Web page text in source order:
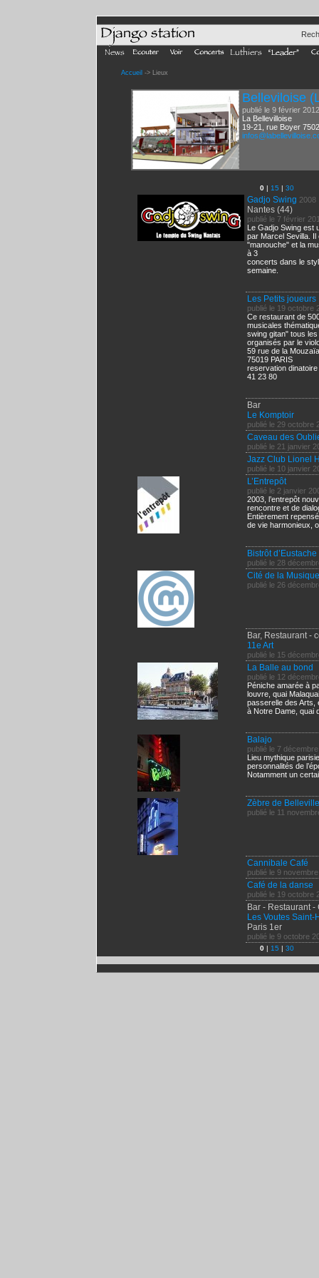
Accueil -> Lieux
Belleviloise
publié le 9 février 2012
La Bellevilloise
19-21, rue Boyer
infos@
0| 15 | 30
Gadjo Swing 2008
Nantes (44)
publié le 7 février
Le Gadjo Swing est
par Marcel Sevilla.
"manouche" et la
à 3
concerts dans le
semaine.
Les Petits joueurs
publié le 19 octobre
Ce restaurant de
musicales
swing gitan" tous
organisés par le
59 rue de la Mouzaïa
75019 PARIS
reservation
41 23 80
Bar
Le Komptoir
publié le 29 octobre
Caveau des
publié le 21 janvier
Jazz Club Lionel
publié le 10 janvier
L’Entrepôt
publié le 2 janvier
2003, l’entrepôt
rencontre et de
Entièrement
de vie harmonieux,
Bistrôt d’Eustache
publié le 28
Cité de la Musique
publié le 26
Bar, Restaurant -
11e Art
publié le 15
La Balle au bond
publié le 12
Péniche amarée à
louvre, quai
passerelle des Arts,
à Notre Dame, quai
Balajo
publié le 7
Lieu mythique
personnalités de
Notamment un
Zèbre de Belleville
publié le 11
Cannibale Café
publié le 9
Café de la danse
publié le 19 octobre
Bar - Restaurant -
Les Voutes Saint-
Paris 1er
publié le 9 octobre
0| 15 | 30